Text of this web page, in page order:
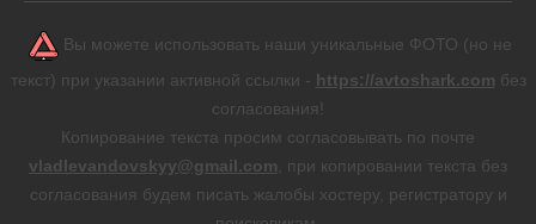
Вы можете использовать наши уникальные ФОТО (но не
текст) при указании активной ссылки - https://avtoshark.com без
согласования!
Копирование текста просим согласовывать по почте
vladlevandovskyy@gmail.com , при копировании текста без
согласования будем писать жалобы хостеру, регистратору и